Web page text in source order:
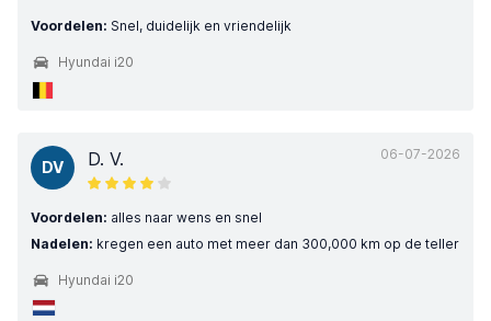
Voordelen: Snel, duidelijk en vriendelijk
Hyundai i20
06-07-2026
DV D. V.
Voordelen: alles naar wens en snel
Nadelen: kregen een auto met meer dan 300,000 km op de teller
Hyundai i20